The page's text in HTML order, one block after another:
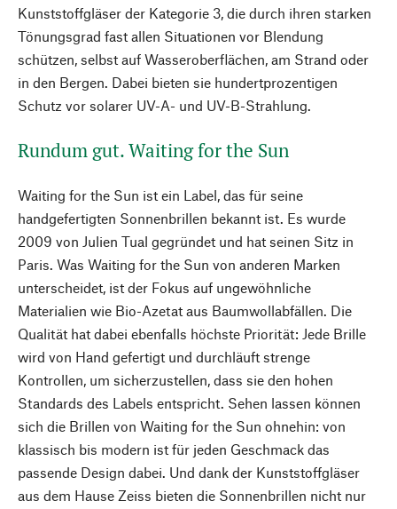
Kunststoffgläser der Kategorie 3, die durch ihren starken
Tönungsgrad fast allen Situationen vor Blendung
schützen, selbst auf Wasseroberflächen, am Strand oder
in den Bergen. Dabei bieten sie hundertprozentigen
Schutz vor solarer UV-A- und UV-B-Strahlung.
Rundum gut. Waiting for the Sun
Waiting for the Sun ist ein Label, das für seine
handgefertigten Sonnenbrillen bekannt ist. Es wurde
2009 von Julien Tual gegründet und hat seinen Sitz in
Paris. Was Waiting for the Sun von anderen Marken
unterscheidet, ist der Fokus auf ungewöhnliche
Materialien wie Bio-Azetat aus Baumwollabfällen. Die
Qualität hat dabei ebenfalls höchste Priorität: Jede Brille
wird von Hand gefertigt und durchläuft strenge
Kontrollen, um sicherzustellen, dass sie den hohen
Standards des Labels entspricht. Sehen lassen können
sich die Brillen von Waiting for the Sun ohnehin: von
klassisch bis modern ist für jeden Geschmack das
passende Design dabei. Und dank der Kunststoffgläser
aus dem Hause Zeiss bieten die Sonnenbrillen nicht nur